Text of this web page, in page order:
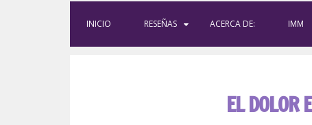
INICIO RESEÑAS ACERCA DE: IMM
EL DOLOR